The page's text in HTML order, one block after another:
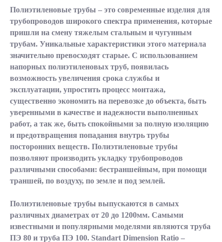
Полиэтиленовые трубы – это современные изделия для
трубопроводов широкого спектра применения, которые
пришли на смену тяжелым стальным и чугунным
трубам. Уникальные характеристики этого материала
значительно превосходят старые. С использованием
напорных полиэтиленовых труб, появилась
возможность увеличения срока службы и
эксплуатации, упростить процесс монтажа,
существенно экономить на перевозке до объекта, быть
уверенными в качестве и надежности выполненных
работ, а так же, быть спокойными за полную изоляцию
и предотвращения попадания внутрь трубы
посторонних веществ. Полиэтиленовые трубы
позволяют производить укладку трубопроводов
различными способами: бестраншейным, при помощи
траншей, по воздуху, по земле и под землей.
Полиэтиленовые трубы выпускаются в самых
различных диаметрах от 20 до 1200мм. Самыми
известными и популярными моделями являются труба
ПЭ 80 и труба ПЭ 100. Standart Dimension Ratio –